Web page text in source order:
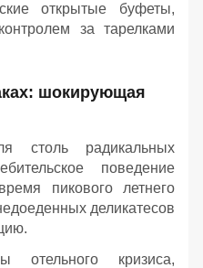
открытые буфеты,
за тарелками
шокирующая
столь радикальных
поведение
пикового летнего
деликатесов
отельного кризиса,